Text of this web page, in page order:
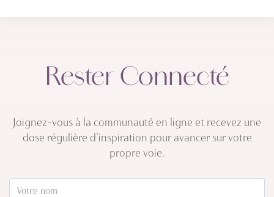
Rester Connecté
Joignez-vous à la communauté en ligne et recevez une
dose régulière d’inspiration pour avancer sur votre
propre voie.